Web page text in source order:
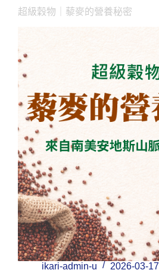
超級穀物｜藜麥的營養秘密
ikari-admin-u 2026-03-17